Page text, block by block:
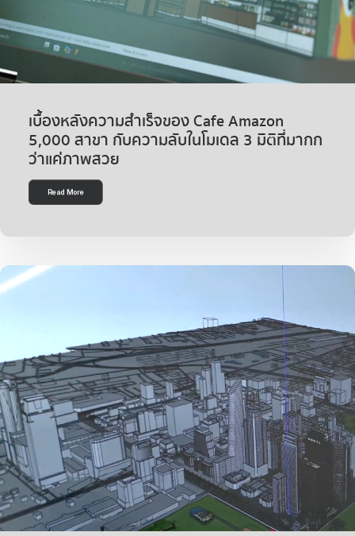
เบื้องหลังความสำเร็จของ Cafe Amazon
5,000 สาขา กับความลับในโมเดล 3 มิติที่มากก
ว่าแค่ภาพสวย
Read More